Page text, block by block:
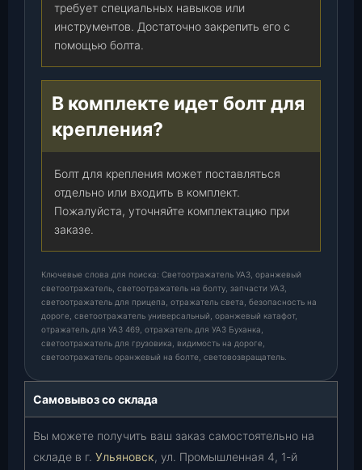
требует специальных навыков или
инструментов. Достаточно закрепить его с
помощью болта.
В комплекте идет болт для
крепления?
Болт для крепления может поставляться
отдельно или входить в комплект.
Пожалуйста, уточняйте комплектацию при
заказе.
Ключевые слова для поиска: Светоотражатель УАЗ, оранжевый
светоотражатель, светоотражатель на болту, запчасти УАЗ,
светоотражатель для прицепа, отражатель света, безопасность на
дороге, светоотражатель универсальный, оранжевый катафот,
отражатель для УАЗ 469, отражатель для УАЗ Буханка,
светоотражатель для грузовика, видимость на дороге,
светоотражатель оранжевый на болте, световозвращатель.
Самовывоз со склада
Вы можете получить ваш заказ самостоятельно на
складе в г. Ульяновск, ул. Промышленная 4, 1-й